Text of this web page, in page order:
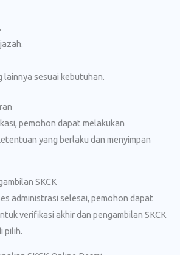
lainnya sesuai kebutuhan.
pemohon dapat melakukan
yang berlaku dan menyimpan
SKCK
administrasi selesai, pemohon dapat
verifikasi akhir dan pengambilan SKCK
pilih.